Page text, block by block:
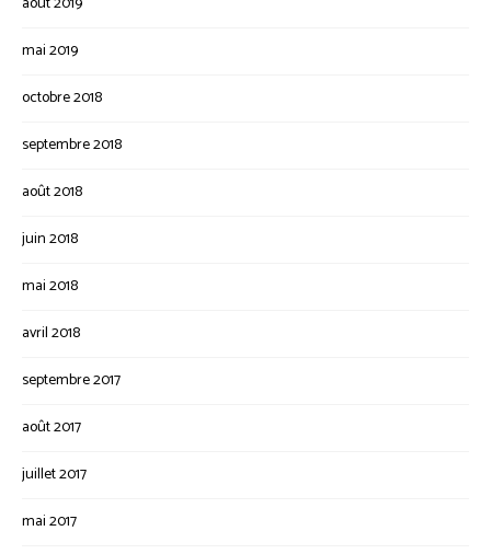
mai 2019
octobre 2018
septembre 2018
août 2018
juin 2018
mai 2018
avril 2018
septembre 2017
août 2017
juillet 2017
mai 2017